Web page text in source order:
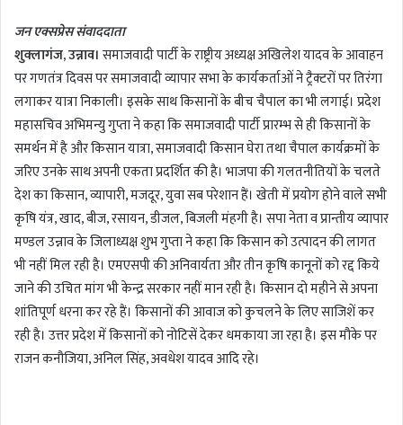
a
n
e
m
a
i
l
जन एक्सप्रेस संवाददाता
शुक्लागंज, उन्नाव। समाजवादी पार्टी के राष्ट्रीय अध्यक्ष अखिलेश यादव के आवाहन
पर गणतंत्र दिवस पर समाजवादी व्यापार सभा के कार्यकर्ताओं ने ट्रैक्टरों पर तिरंगा
लगाकर यात्रा निकाली। इसके साथ किसानों के बीच चैपाल का भी लगाई। प्रदेश
महासचिव अभिमन्यु गुप्ता ने कहा कि समाजवादी पार्टी प्रारम्भ से ही किसानों के
समर्थन में है और किसान यात्रा, समाजवादी किसान घेरा तथा चैपाल कार्यक्रमों के
जरिए उनके साथ अपनी एकता प्रदर्शित की है। भाजपा की गलतनीतियों के चलते
देश का किसान, व्यापारी, मजदूर, युवा सब परेशान हैं। खेती में प्रयोग होने वाले सभी
कृषि यंत्र, खाद, बीज, रसायन, डीजल, बिजली मंहगी है। सपा नेता व प्रान्तीय व्यापार
मण्डल उन्नाव के जिलाध्यक्ष शुभ गुप्ता ने कहा कि किसान को उत्पादन की लागत
भी नहीं मिल रही है। एमएसपी की अनिवार्यता और तीन कृषि कानूनों को रद्द किये
जाने की उचित मांग भी केन्द्र सरकार नहीं मान रही है। किसान दो महीने से अपना
शांतिपूर्ण धरना कर रहे हैं। किसानों की आवाज को कुचलने के लिए साजिशें कर
रही है। उत्तर प्रदेश में किसानों को नोटिसें देकर धमकाया जा रहा है। इस मौके पर
राजन कनौजिया, अनिल सिंह, अवधेश यादव आदि रहे।